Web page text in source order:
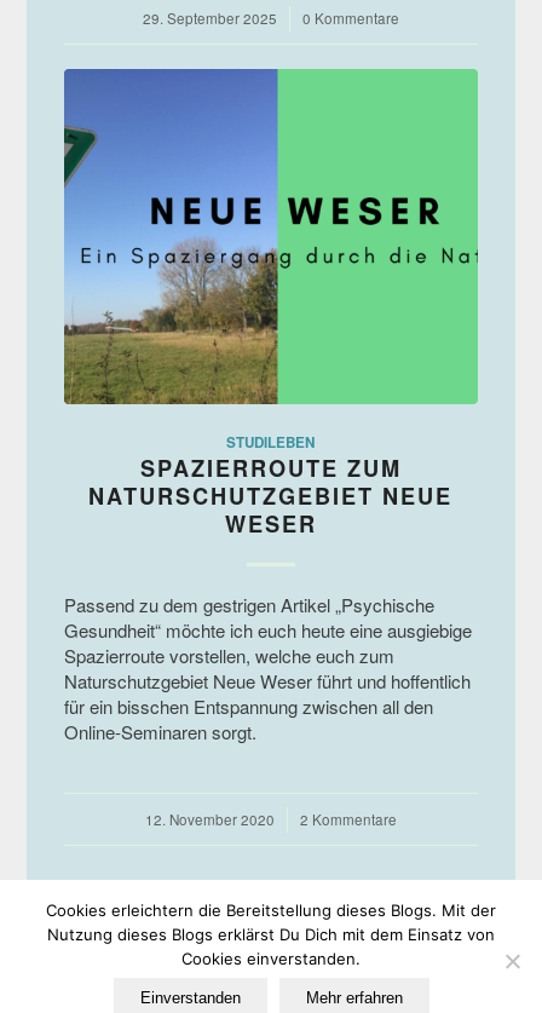
29. September 2025
/ 0 Kommentare
STUDILEBEN
SPAZIERROUTE ZUM
NATURSCHUTZGEBIET NEUE
WESER
Passend zu dem gestrigen Artikel „Psychische
Gesundheit“ möchte ich euch heute eine ausgiebige
Spazierroute vorstellen, welche euch zum
Naturschutzgebiet Neue Weser führt und hoffentlich
für ein bisschen Entspannung zwischen all den
Online-Seminaren sorgt.
12. November 2020
/ 2 Kommentare
Cookies erleichtern die Bereitstellung dieses Blogs. Mit der
Nutzung dieses Blogs erklärst Du Dich mit dem Einsatz von
Cookies einverstanden.
Einverstanden Mehr erfahren